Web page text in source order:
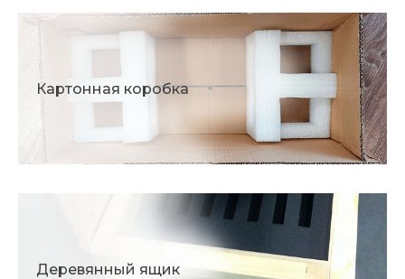
Картонная коробка
Деревянный ящик